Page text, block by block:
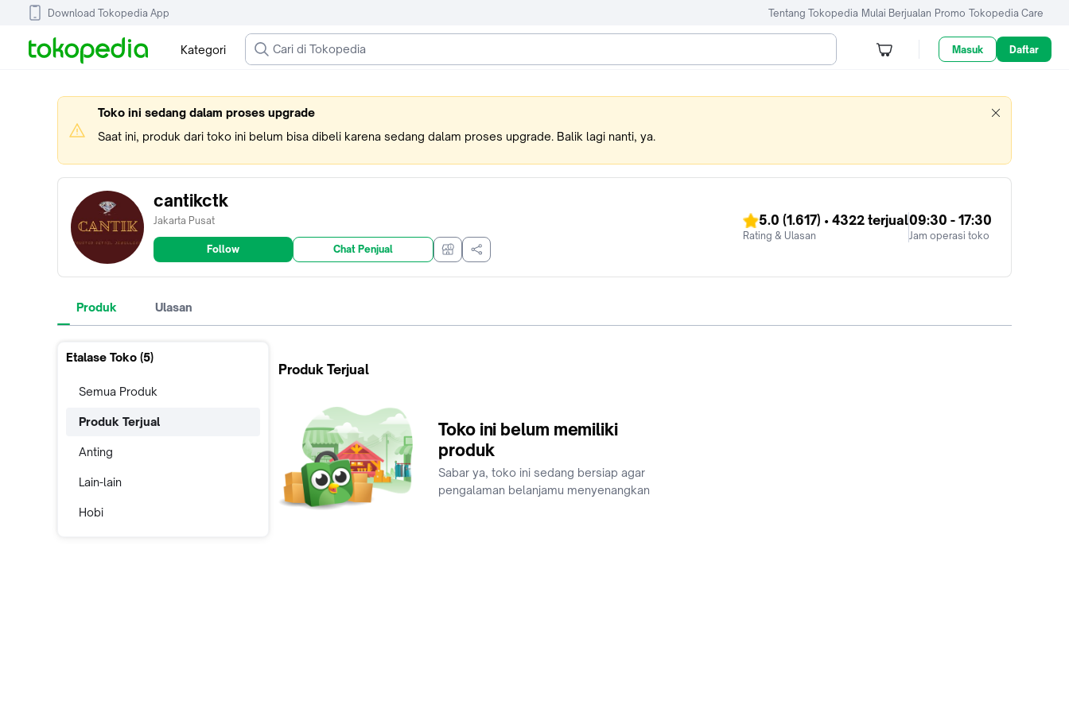
Download Tokopedia App Tentang Tokopedia Mulai Berjualan Promo Tokopedia Care
Kategori Masuk Daftar
Toko ini sedang dalam proses upgrade
Saat ini, produk dari toko ini belum bisa dibeli karena sedang dalam proses upgrade. Balik lagi nanti, ya.
cantikctk
Jakarta Pusat
Follow Chat Penjual
5.0 (1.617) • 4322 terjual
Rating & Ulasan
09:30 - 17:30
Jam operasi toko
Produk Ulasan
Etalase Toko (5)
Semua Produk
Produk Terjual
Anting
Lain-lain
Hobi
Produk Terjual
Toko ini belum memiliki
produk
Sabar ya, toko ini sedang bersiap agar
pengalaman belanjamu menyenangkan